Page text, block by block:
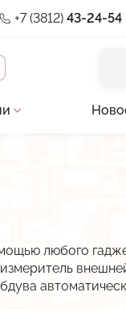
+7 (3812) 43-24-54
любого